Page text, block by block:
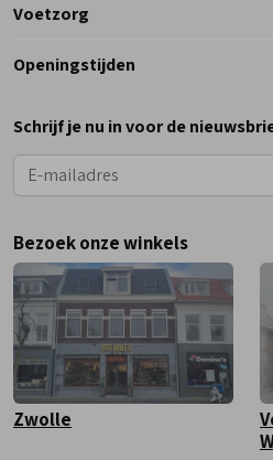
Telefoon
Voetzorg
Openingstijden
Dinsdag
Woensdag
Vrijdag
Zaterdag
Schrijf je nu in voor de
Bezoek onze winkels
Zwolle